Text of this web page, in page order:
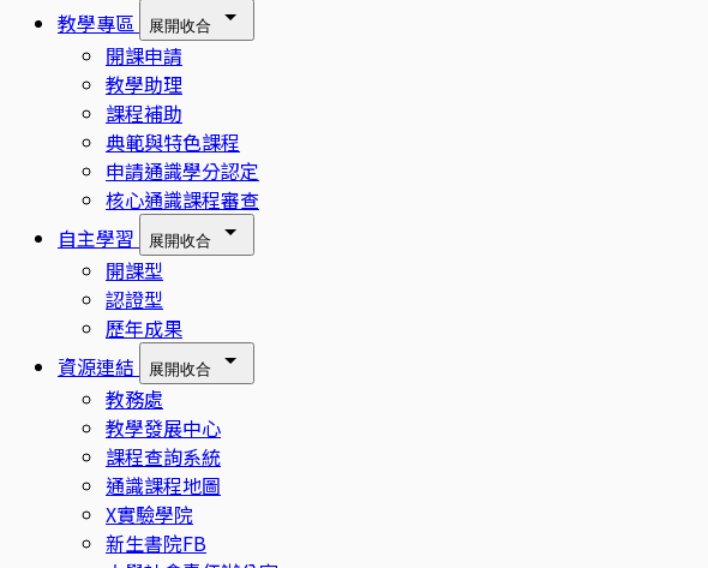
教學專區
展開收合
開課申請
教學助理
課程補助
典範與特色課程
申請通識學分認定
核心通識課程審查
自主學習
展開收合
開課型
認證型
歷年成果
資源連結
展開收合
教務處
教學發展中心
課程查詢系統
通識課程地圖
X實驗學院
新生書院FB